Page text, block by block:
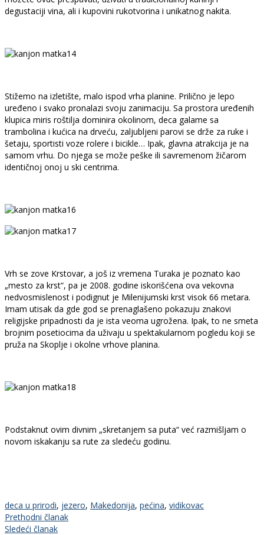
degustaciji vina, ali i kupovini rukotvorina i unikatnog nakita.
Stižemo na izletište, malo ispod vrha planine. Prilično je lepo
uređeno i svako pronalazi svoju zanimaciju. Sa prostora uređenih
klupica miris roštilja dominira okolinom, deca galame sa
trambolina i kućica na drveću, zaljubljeni parovi se drže za ruke i
šetaju, sportisti voze rolere i bicikle… Ipak, glavna atrakcija je na
samom vrhu. Do njega se može peške ili savremenom žičarom
identičnoj onoj u ski centrima.
Vrh se zove Krstovar, a još iz vremena Turaka je poznato kao
„mesto za krst“, pa je 2008. godine iskorišćena ova vekovna
nedvosmislenost i podignut je Milenijumski krst visok 66 metara.
Imam utisak da gde god se prenaglašeno pokazuju znakovi
religijske pripadnosti da je ista veoma ugrožena. Ipak, to ne smeta
brojnim posetiocima da uživaju u spektakularnom pogledu koji se
pruža na Skoplje i okolne vrhove planina.
Podstaknut ovim divnim „skretanjem sa puta“ već razmišljam o
novom iskakanju sa rute za sledeću godinu.
deca u prirodi, jezero, Makedonija, pećina, vidikovac
Prethodni članak
Sledeći članak